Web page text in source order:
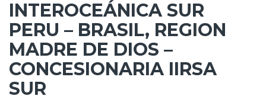
INTEROCEÁNICA SUR
PERU – BRASIL, REGION
MADRE DE DIOS –
CONCESIONARIA IIRSA
SUR